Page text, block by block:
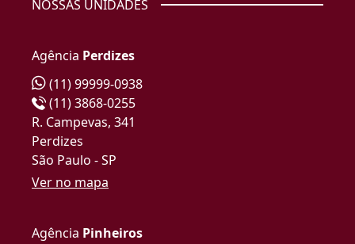
NOSSAS UNIDADES
Agência Perdizes
(11) 99999-0938
(11) 3868-0255
R. Campevas, 341
Perdizes
São Paulo - SP
Ver no mapa
Agência Pinheiros